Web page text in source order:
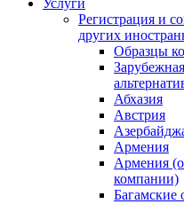
Услуги
Регистрация и
других
Образцы
Абхазия
Австрия
Армения
Армения
компании)
Багамские